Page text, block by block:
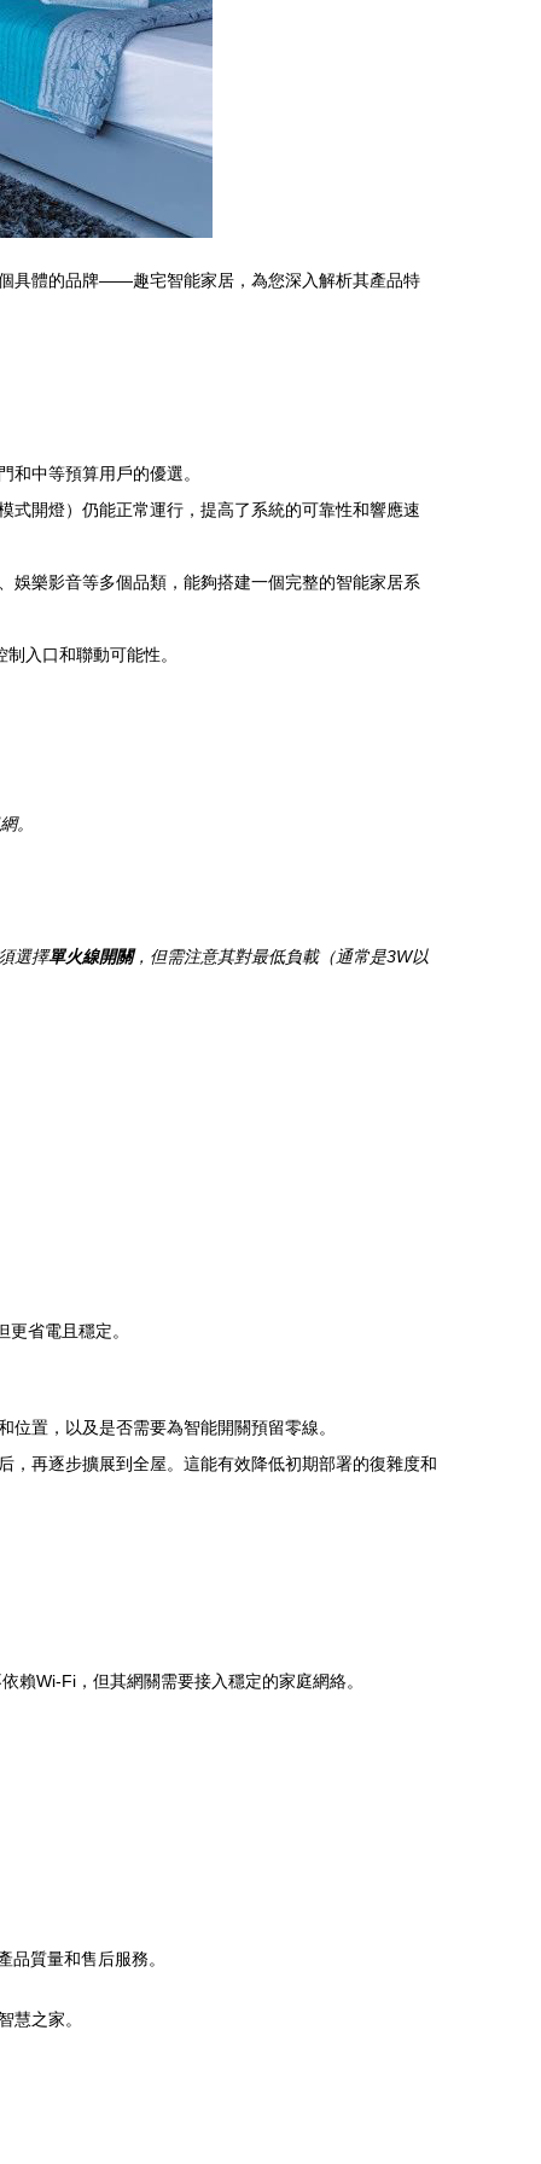
具體的品牌——趣宅智能家居，為您深入解析其產品特
中等預算用戶的優選。
式開燈）仍能正常運行，提高了系統的可靠性和響應速
娛樂影音等多個品類，能夠搭建一個完整的智能家居系
入口和聯動可能性。
。
選擇單火線開關，但需注意其對最低負載（通常是3W以
省電且穩定。
置，以及是否需要為智能開關預留零線。
，再逐步擴展到全屋。這能有效降低初期部署的復雜度和
賴Wi-Fi，但其網關需要接入穩定的家庭網絡。
質量和售后服務。
慧之家。